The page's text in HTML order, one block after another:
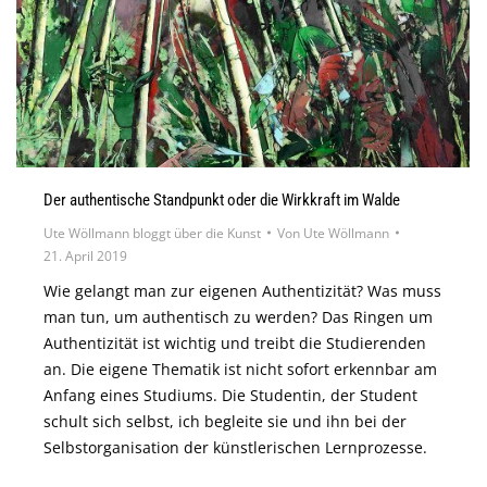
Der authentische Standpunkt oder die Wirkkraft im Walde
Ute Wöllmann bloggt über die Kunst Von Ute Wöllmann
21. April 2019
Wie gelangt man zur eigenen Authentizität? Was muss
man tun, um authentisch zu werden? Das Ringen um
Authentizität ist wichtig und treibt die Studierenden
an. Die eigene Thematik ist nicht sofort erkennbar am
Anfang eines Studiums. Die Studentin, der Student
schult sich selbst, ich begleite sie und ihn bei der
Selbstorganisation der künstlerischen Lernprozesse.